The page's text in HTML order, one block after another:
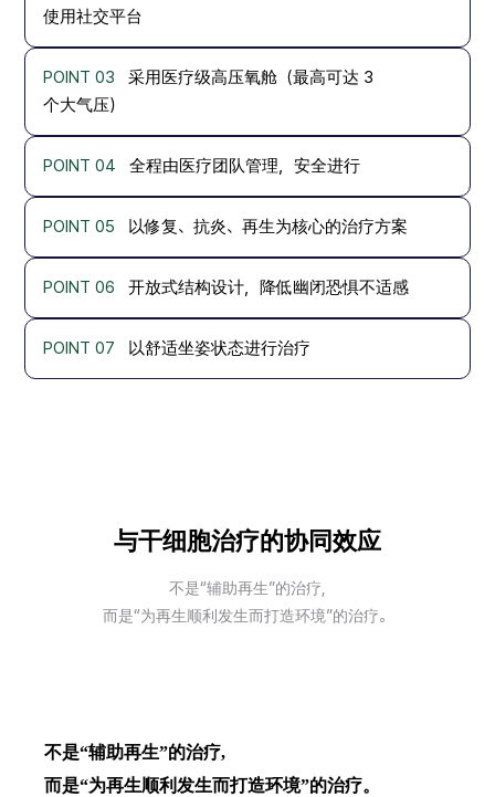
使用社交平台
POINT 03
采用医疗级高压氧舱（最高可达 3
个大气压）
POINT 04 全程由医疗团队管理，安全进行
POINT 05 以修复、抗炎、再生为核心的治疗方案
POINT 06 开放式结构设计，降低幽闭恐惧不适感
POINT 07 以舒适坐姿状态进行治疗
与干细胞治疗的协同效应
不是“辅助再生”的治疗,
而是“为再生顺利发生而打造环境”的治疗。
不是“辅助再生”的治疗,
而是“为再生顺利发生而打造环境”的治疗。